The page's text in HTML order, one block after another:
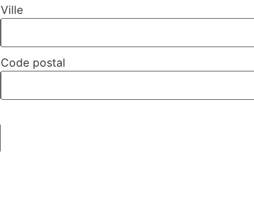
Ville
Code postal